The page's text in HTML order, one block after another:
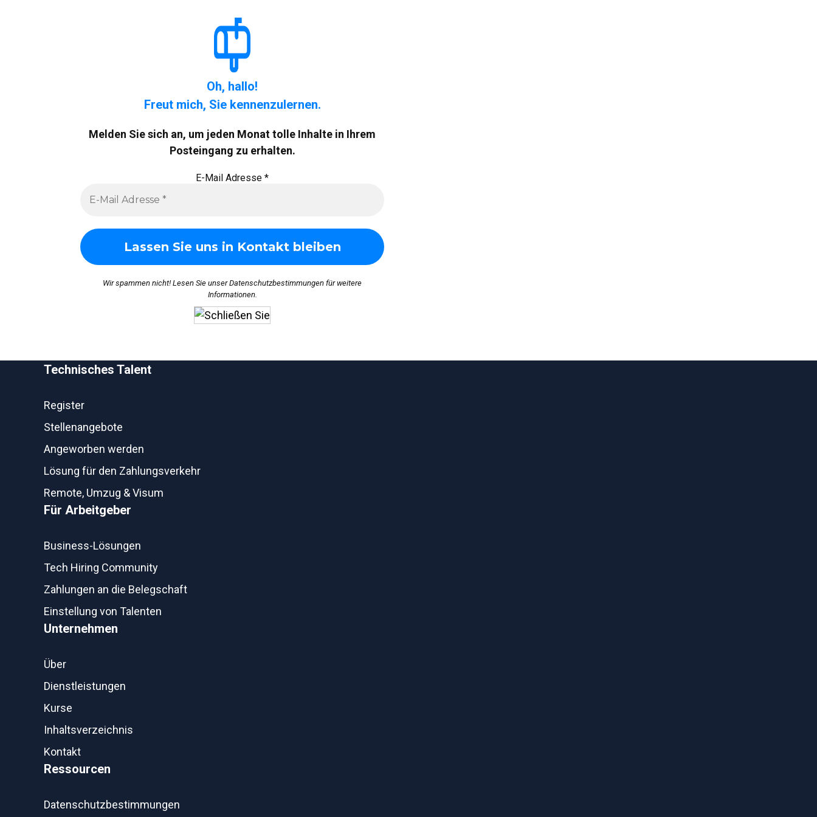
Oh, hallo!
Freut mich, Sie kennenzulernen.
Melden Sie sich an, um jeden Monat tolle Inhalte in Ihrem
Posteingang zu erhalten.
E-Mail Adresse *
Wir spammen nicht! Lesen Sie unserDatenschutzbestimmungen für weitere
Informationen.
Technisches Talent
Register
Stellenangebote
Angeworben werden
Lösung für den Zahlungsverkehr
Remote, Umzug & Visum
Für Arbeitgeber
Business-Lösungen
Tech Hiring Community
Zahlungen an die Belegschaft
Einstellung von Talenten
Unternehmen
Über
Dienstleistungen
Kurse
Inhaltsverzeichnis
Kontakt
Ressourcen
Datenschutzbestimmungen